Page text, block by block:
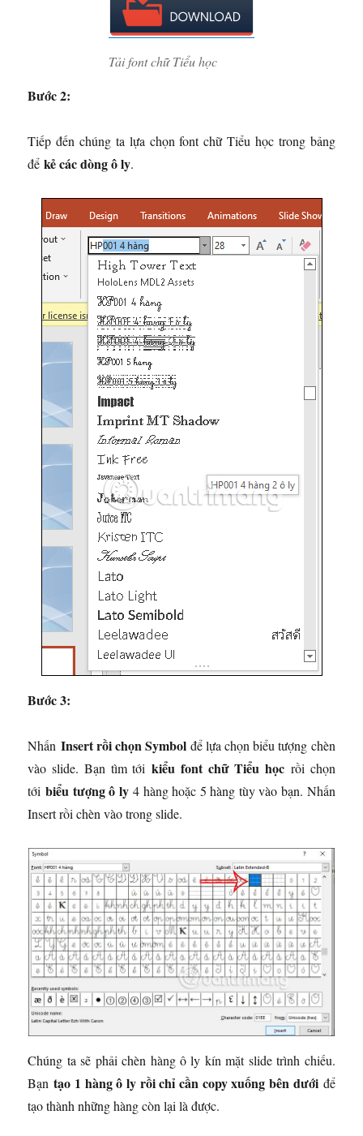
Tải font chữ Tiểu học
Bước 2:
Tiếp đến chúng ta lựa chọn font chữ Tiểu học trong bảng
đểkẻ các dòng ô ly.
Bước 3:
Nhấn Insert rồi chọn Symbolđể lựa chọn biểu tượng chèn
vào slide. Bạn tìm tới kiểu font chữ Tiểu học rồi chọn
tới biểu tượng ô ly4 hàng hoặc 5 hàng tùy vào bạn. Nhấn
Insert rồi chèn vào trong slide.
Chúng ta sẽ phải chèn hàng ô ly kín mặt slide trình chiếu.
Bạntạo 1 hàng ô ly rồi chỉ cần copy xuống bên dướiđể
tạo thành những hàng còn lại là được.